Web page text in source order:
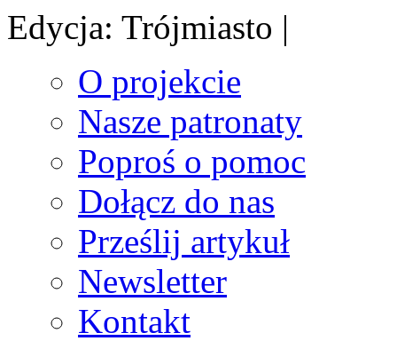
Edycja: Trójmiasto |
O projekcie
Nasze patronaty
Poproś o pomoc
Dołącz do nas
Prześlij artykuł
Newsletter
Kontakt